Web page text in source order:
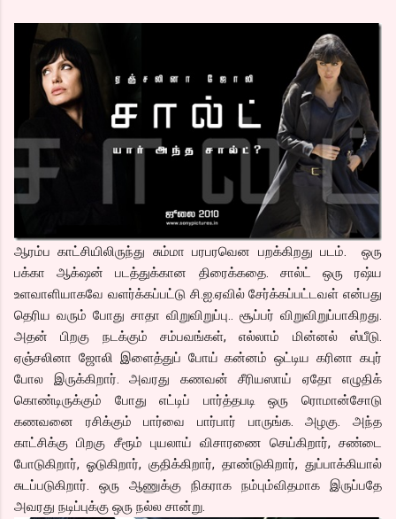
ஆரம்ப காட்சியிலிருந்து சும்மா பரபரவென பறக்கிறது படம். ஒரு
பக்கா ஆக்‌ஷன் படத்துக்கான திரைக்கதை. சால்ட் ஒரு ரஷ்ய
உளவாளியாகவே வளர்க்கப்பட்டு சி.ஐ.ஏவில் சேர்க்கப்பட்டவள் என்பது
தெரிய வரும் போது சாதா விறுவிறுப்பு.. சூப்பர் விறுவிறுப்பாகிறது.
அதன் பிறகு நடக்கும் சம்பவங்கள், எல்லாம் மின்னல் ஸ்பீடு.
ஏஞ்சலினா ஜோலி இளைத்துப் போய் கன்னம் ஒட்டிய கரினா கபுர்
போல இருக்கிறார். அவரது கணவன் சீரியஸாய் ஏதோ எழுதிக்
கொண்டிருக்கும் போது எட்டிப் பார்த்தபடி ஒரு ரொமான்சோடு
கணவனை ரசிக்கும் பார்வை பார்பார் பாருங்க. அழகு. அந்த
காட்சிக்கு பிறகு சீரூம் புயலாய் விசாரணை செய்கிறார், சண்டை
போடுகிறார், ஓடுகிறார், குதிக்கிறார், தாண்டுகிறார், துப்பாக்கியால்
சுடப்படுகிறார். ஒரு ஆணுக்கு நிகராக நம்பும்விதமாக இருப்பதே
அவரது நடிப்புக்கு ஒரு நல்ல சான்று.